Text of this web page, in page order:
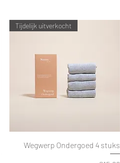
Tijdelijk uitverkocht
Wegwerp Ondergoed 4 stuks